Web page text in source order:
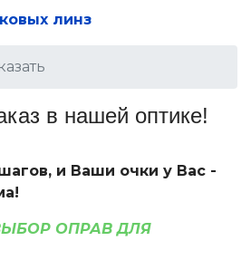
линз
в нашей оптике!
и Ваши очки у Вас -
ОПРАВ ДЛЯ